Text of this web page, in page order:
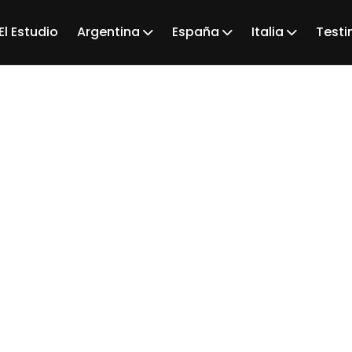
El Estudio Argentina España Italia